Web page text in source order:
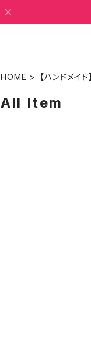
HOME 【ハンドメイド】
All Item